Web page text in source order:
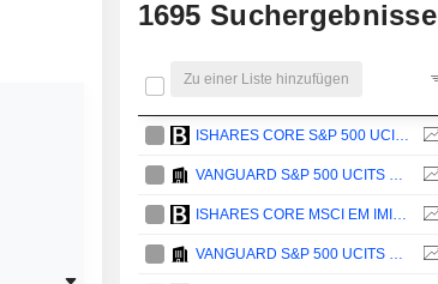
1695 Suchergebnisse
Zu einer Liste hinzufügen
ISHARES CORE S&P 500 UCITS ETF - USD
VANGUARD S&P 500 UCITS ETF DISTRIBUTING - USD
ISHARES CORE MSCI EM IMI UCITS ETF - USD
VANGUARD S&P 500 UCITS ETF - ACC - USD